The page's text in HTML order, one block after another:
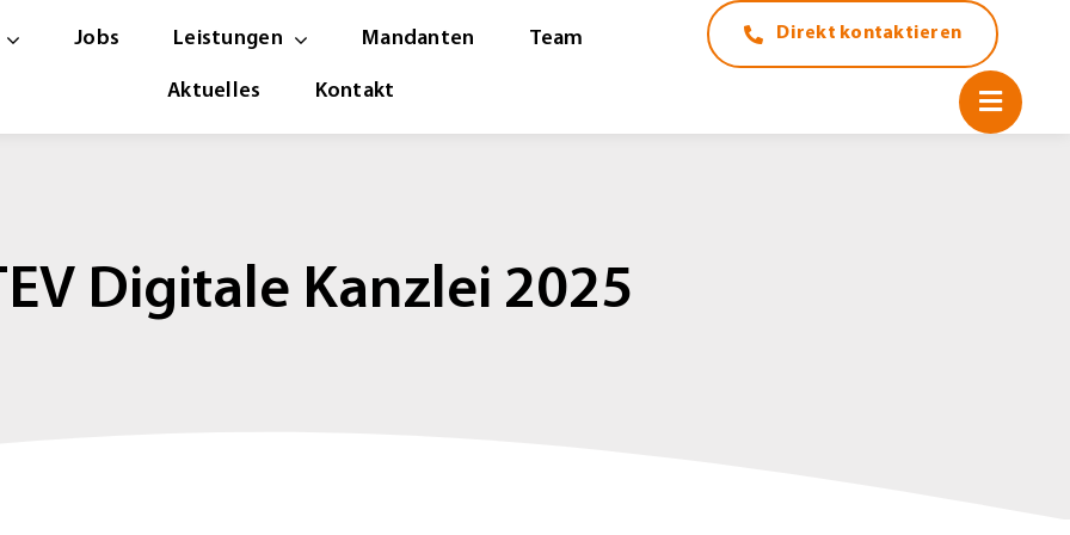
Jobs Leistungen Mandanten Team
Aktuelles Kontakt
Direkt kontaktieren
Digitale Kanzlei 2025